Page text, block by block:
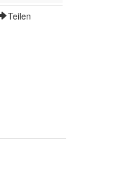
Teilen